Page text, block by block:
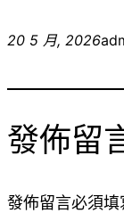
20 5 月, 2026
發佈留
發佈留言必須填